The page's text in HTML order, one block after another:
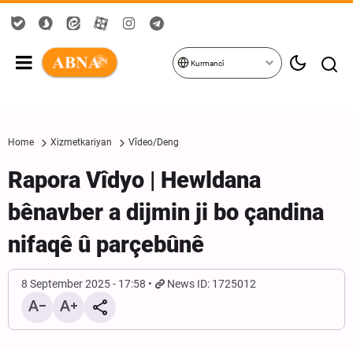
Kurmancî
Home Xizmetkariyan Vîdeo/Deng
Rapora Vîdyo | Hewldana
bênavber a dijmin ji bo çandina
nifaqê û parçebûnê
8 September 2025 - 17:58 News ID: 1725012